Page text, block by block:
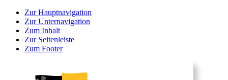
Zur Hauptnavigation
Zur Unternavigation
Zum Inhalt
Zur Seitenleiste
Zum Footer